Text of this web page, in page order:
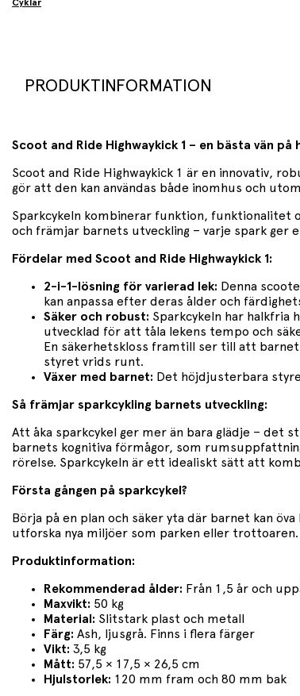
Cyklar
PRODUKTINFORMATION
Scoot and Ride Highwaykick 1 – en bästa vän på
Scoot and Ride Highwaykick 1 är en innovativ,
gör att den kan användas både inomhus och
Sparkcykeln kombinerar funktion, funktionalitet
och främjar barnets utveckling – varje spark ger
Fördelar med Scoot and Ride Highwaykick 1:
2-i-1-lösning för varierad lek: Denna
kan anpassa efter deras ålder och
Säker och robust: Sparkcykeln har halkfria
utvecklad för att tåla lekens tempo och
En säkerhetskloss framtill ser till att
styret vrids runt.
Växer med barnet: Det höjdjusterbara
Så främjar sparkcykling barnets utveckling:
Att åka sparkcykel ger mer än bara glädje – det
barnets kognitiva förmågor, som
rörelse. Sparkcykeln är ett idealiskt sätt att
Första gången på sparkcykel?
Börja på en plan och säker yta där barnet kan
utforska nya miljöer som parken eller trottoaren.
Produktinformation:
Rekommenderad ålder: Från 1,5 år och
Maxvikt: 50 kg
Material: Slitstark plast och metall
Färg: Ash, ljusgrå. Finns i flera färger
Vikt: 3,5 kg
Mått: 57,5 × 17,5 × 26,5 cm
Hjulstorlek: 120 mm fram och 80 mm bak